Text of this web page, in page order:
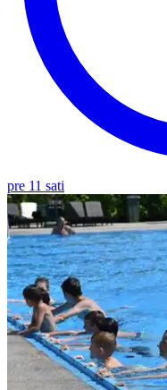
pre 11 sati